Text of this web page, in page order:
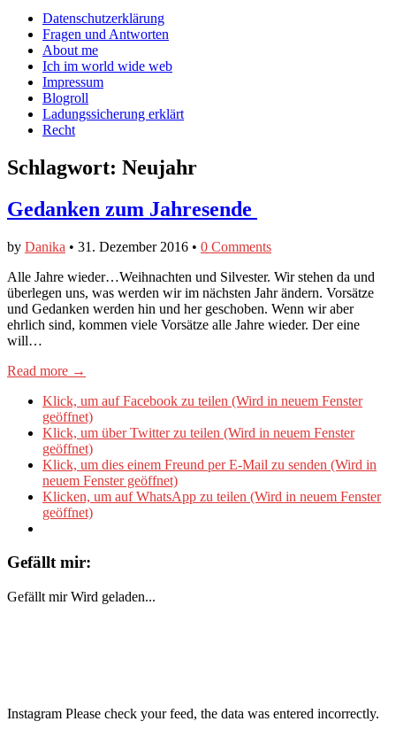
Facebook
anzeigen
Twitter
anzeigen
auf
Instagram
anzeigen
Main
menu
Skip
content
Datenschutzerklärung
Fragen und Antworten
About me
Ich im world wide web
Impressum
Blogroll
Ladungssicherung erklärt
Recht
Schlagwort: Neujahr
Gedanken zum Jahresende
by Danika • 31. Dezember 2016 • 0 Comments
​Alle Jahre wieder…Weihnachten und Silvester. Wir stehen da und
überlegen uns, was werden wir im nächsten Jahr ändern. Vorsätze
und Gedanken werden hin und her geschoben. Wenn wir aber
ehrlich sind, kommen viele Vorsätze alle Jahre wieder. Der eine
will…
Read more →
Klick, um auf Facebook zu teilen (Wird in neuem Fenster
geöffnet)
Klick, um über Twitter zu teilen (Wird in neuem Fenster
geöffnet)
Klick, um dies einem Freund per E-Mail zu senden (Wird in
neuem Fenster geöffnet)
Klicken, um auf WhatsApp zu teilen (Wird in neuem Fenster
geöffnet)
Gefällt mir:
Gefällt mir Wird geladen...
Instagram Please check your feed, the data was entered incorrectly.